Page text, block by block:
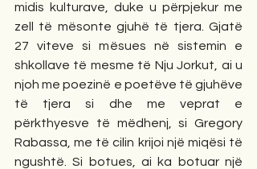
midis kulturave, duke u përpjekur me
zell të mësonte gjuhë të tjera. Gjatë
27 viteve si mësues në sistemin e
shkollave të mesme të Nju Jorkut, ai u
njoh me poezinë e poetëve të gjuhëve
të tjera si dhe me veprat e
përkthyesve të mëdhenj, si Gregory
Rabassa, me të cilin krijoi një miqësi të
ngushtë. Si botues, ai ka botuar një